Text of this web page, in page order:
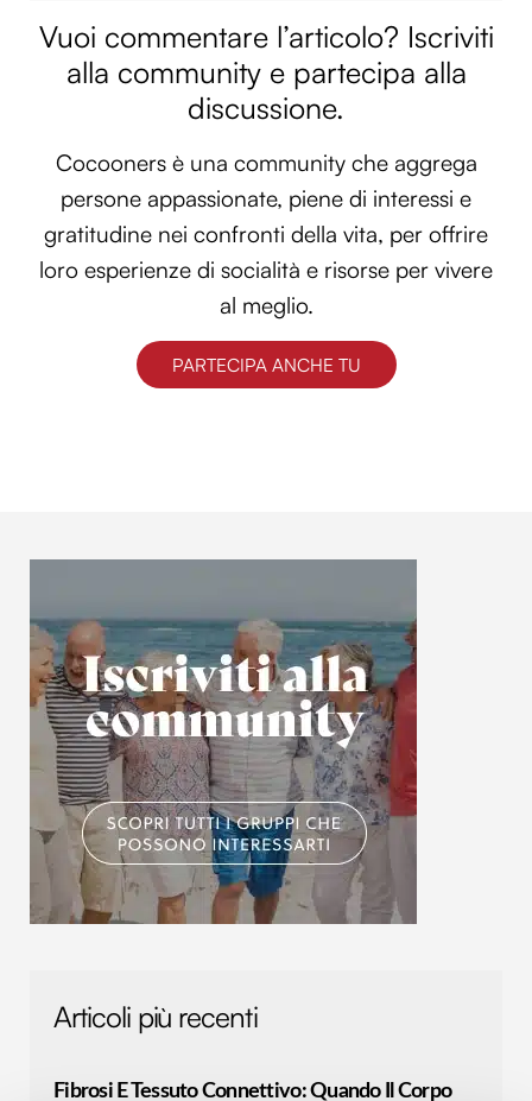
Vuoi commentare l’articolo? Iscriviti
alla community e partecipa alla
discussione.
Cocooners è una community che aggrega
persone appassionate, piene di interessi e
gratitudine nei confronti della vita, per offrire
loro esperienze di socialità e risorse per vivere
al meglio.
PARTECIPA ANCHE TU
Articoli più recenti
Fibrosi E Tessuto Connettivo: Quando Il Corpo